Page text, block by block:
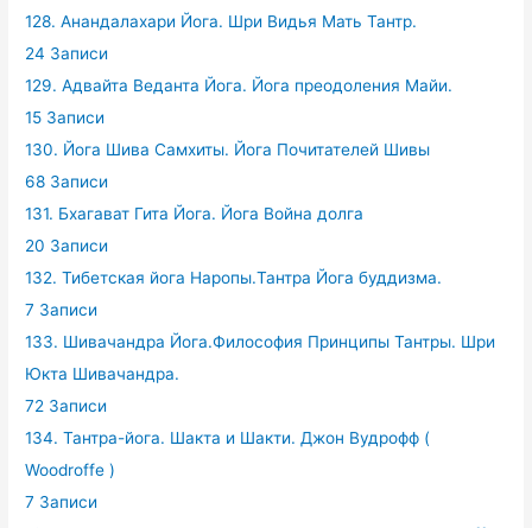
128. Анандалахари Йога. Шри Видья Мать Тантр.
24 Записи
129. Адвайта Веданта Йога. Йога преодоления Майи.
15 Записи
130. Йога Шива Самхиты. Йога Почитателей Шивы
68 Записи
131. Бхагават Гита Йога. Йога Война долга
20 Записи
132. Тибетская йога Наропы.Тантра Йога буддизма.
7 Записи
133. Шивачандра Йога.Философия Принципы Тантры. Шри
Юкта Шивачандра.
72 Записи
134. Тантра-йога. Шакта и Шакти. Джон Вудрофф (
Woodroffe )
7 Записи